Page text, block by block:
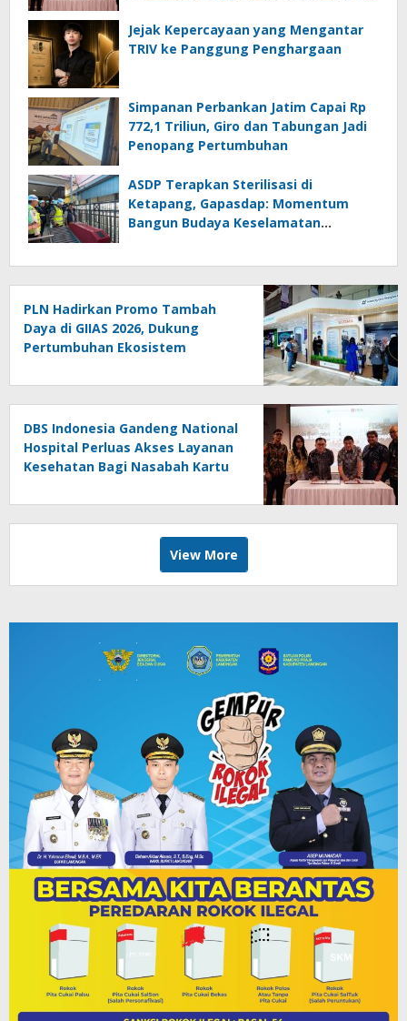
Jejak Kepercayaan yang Mengantar
TRIV ke Panggung Penghargaan
Simpanan Perbankan Jatim Capai Rp
772,1 Triliun, Giro dan Tabungan Jadi
Penopang Pertumbuhan
ASDP Terapkan Sterilisasi di
Ketapang, Gapasdap: Momentum
Bangun Budaya Keselamatan
PLN Hadirkan Promo Tambah
Daya di GIIAS 2026, Dukung
Pertumbuhan Ekosistem
DBS Indonesia Gandeng National
Hospital Perluas Akses Layanan
Kesehatan Bagi Nasabah Kartu
View More